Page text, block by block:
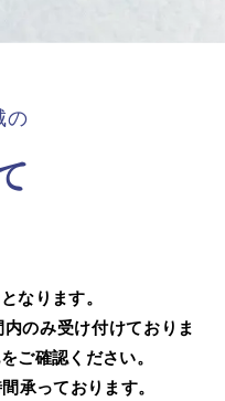
の
なります。
のみ受け付けておりま
ご確認ください。
承っております。